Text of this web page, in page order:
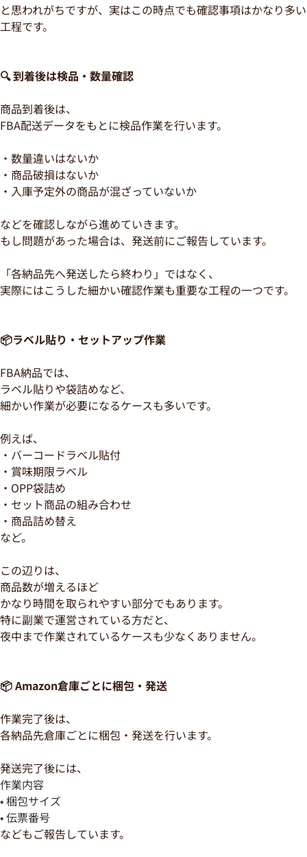
と思われがちですが、実はこの時点でも確認事項はかなり多い
工程です。
🔍 到着後は検品・数量確認
商品到着後は、
FBA配送データをもとに検品作業を行います。
・数量違いはないか
・商品破損はないか
・入庫予定外の商品が混ざっていないか
などを確認しながら進めていきます。
もし問題があった場合は、発送前にご報告しています。
「各納品先へ発送したら終わり」ではなく、
実際にはこうした細かい確認作業も重要な工程の一つです。
📦ラベル貼り・セットアップ作業
FBA納品では、
ラベル貼りや袋詰めなど、
細かい作業が必要になるケースも多いです。
例えば、
・バーコードラベル貼付
・賞味期限ラベル
・OPP袋詰め
・セット商品の組み合わせ
・商品詰め替え
など。
この辺りは、
商品数が増えるほど
かなり時間を取られやすい部分でもあります。
特に副業で運営されている方だと、
夜中まで作業されているケースも少なくありません。
📦 Amazon倉庫ごとに梱包・発送
作業完了後は、
各納品先倉庫ごとに梱包・発送を行います。
発送完了後には、
作業内容
• 梱包サイズ
• 伝票番号
などもご報告しています。